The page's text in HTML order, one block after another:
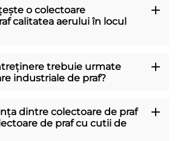
o colectoare
calitatea aerului în locul
trebuie urmate
industriale de praf?
dintre colectoare de praf
de praf cu cutii de